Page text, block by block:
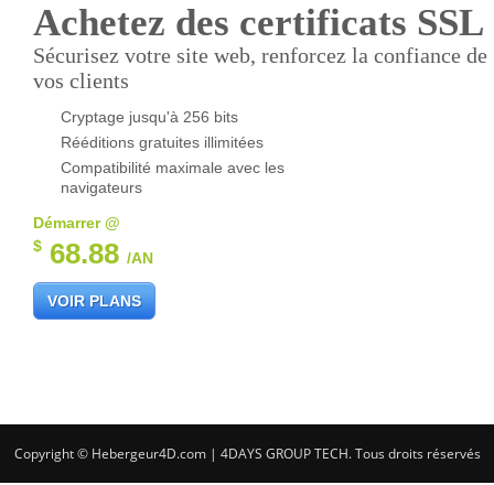
Achetez des certificats SSL
Sécurisez votre site web, renforcez la confiance de
vos clients
Cryptage jusqu'à 256 bits
Rééditions gratuites illimitées
Compatibilité maximale avec les
navigateurs
Démarrer @
$ 68.88 /AN
VOIR PLANS
Copyright © Hebergeur4D.com | 4DAYS GROUP TECH. Tous droits réservés